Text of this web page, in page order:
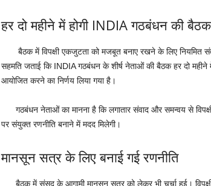
हर दो महीने में होगी INDIA गठबंधन की बैठक
बैठक में विपक्षी एकजुटता को मजबूत बनाए रखने के लिए नियमित
सहमति जताई कि INDIA गठबंधन के शीर्ष नेताओं की बैठक हर दो
आयोजित करने का निर्णय लिया गया है।
गठबंधन नेताओं का मानना है कि लगातार संवाद और समन्वय से विपक्षी
पर संयुक्त रणनीति बनाने में मदद मिलेगी।
मानसून सत्र के लिए बनाई गई रणनीति
बैठक में संसद के आगामी मानसून सत्र को लेकर भी चर्चा हुई।